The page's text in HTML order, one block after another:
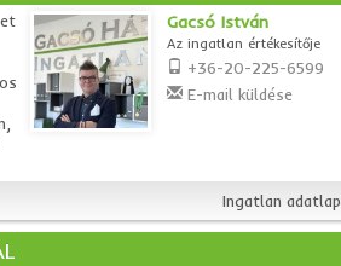
Gacsó István
Az ingatlan értékesítője
+36-20-225-6599
E-mail küldése
Ingatlan adatlap